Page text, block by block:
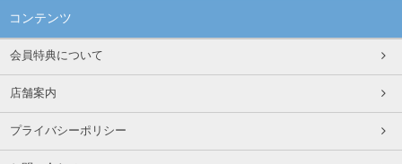
コンテンツ
会員特典について
店舗案内
プライバシーポリシー